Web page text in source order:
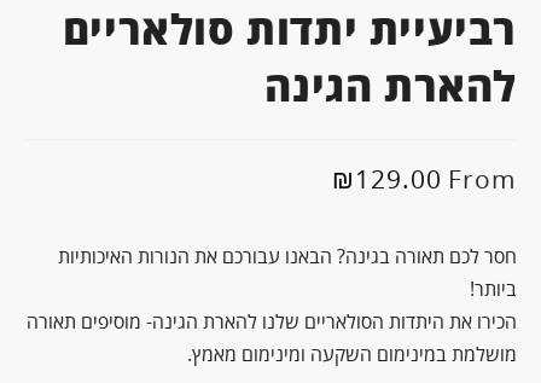
רביעיית יתדות סולאריים
להארת הגינה
From
₪129.00
חסר לכם תאורה בגינה? הבאנו עבורכם את הנורות האיכותיות
ביותר!
הכירו את היתדות הסולאריים שלנו להארת הגינה- מוסיפים תאורה
מושלמת במינימום השקעה ומינימום מאמץ.